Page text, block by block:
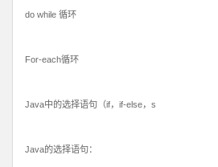
do while 循环
For-each循环
Java中的选择语句（if，if-else，s
Java的选择语句：